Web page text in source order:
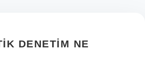
DENETIM NE